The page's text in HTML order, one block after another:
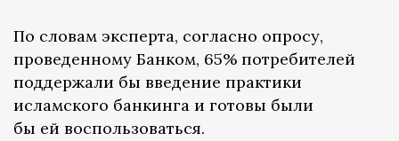
По словам эксперта, согласно опросу,
проведенному Банком, 65% потребителей
поддержали бы введение практики
исламского банкинга и готовы были
бы ей воспользоваться.